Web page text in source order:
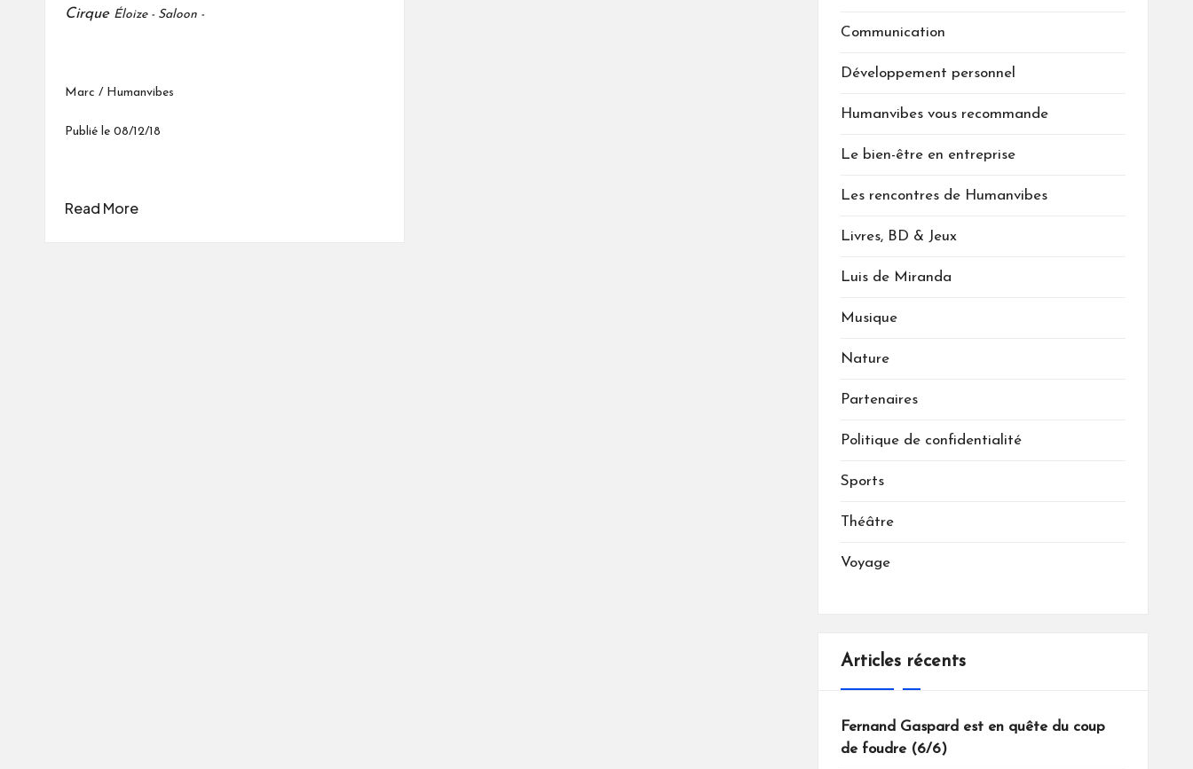
Cirque Éloize - Saloon -
Marc / Humanvibes
Publié le 08/12/18
Read More
Communication
Développement personnel
Humanvibes vous recommande
Le bien-être en entreprise
Les rencontres de Humanvibes
Livres, BD & Jeux
Luis de Miranda
Musique
Nature
Partenaires
Politique de confidentialité
Sports
Théâtre
Voyage
Articles récents
Fernand Gaspard est en quête du coup
de foudre (6/6)